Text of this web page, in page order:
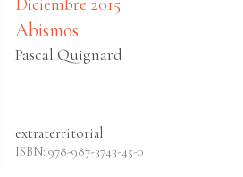
Diciembre 2015
Abismos
Pascal Quignard
extraterritorial
ISBN: 978-987-3743-45-0